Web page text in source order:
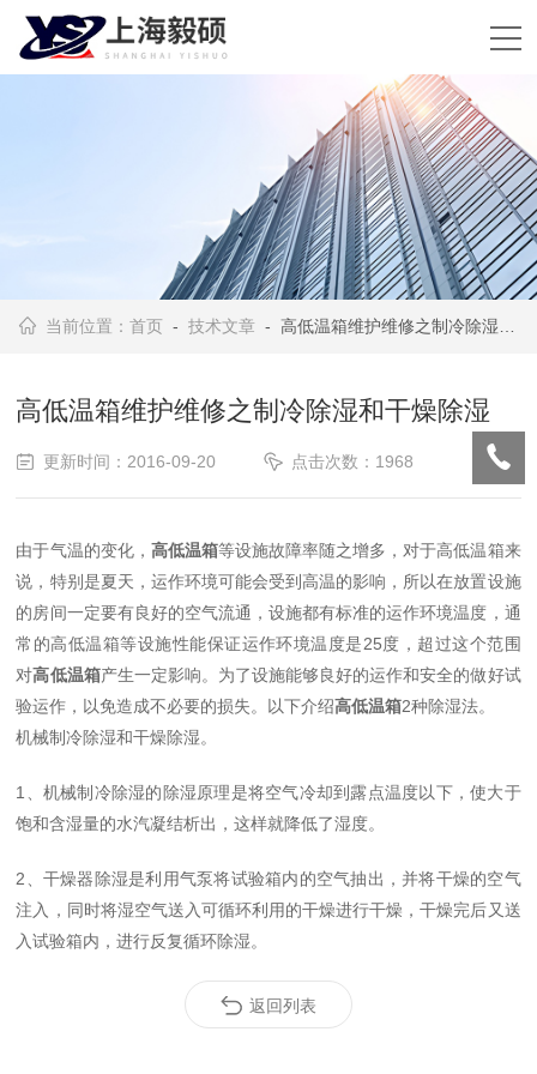
当前位置：首页 -技术文章 - 高低温箱维护维修之制冷除湿和干燥除湿
高低温箱维护维修之制冷除湿和干燥除湿
更新时间：2016-09-20 点击次数：1968
由于气温的变化， 高低温箱等设施故障率随之增多，对于高低温箱来
说，特别是夏天，运作环境可能会受到高温的影响，所以在放置设施
的房间一定要有良好的空气流通，设施都有标准的运作环境温度，通
常的高低温箱等设施性能保证运作环境温度是25度，超过这个范围
对高低温箱产生一定影响。为了设施能够良好的运作和安全的做好试
验运作，以免造成不必要的损失。以下介绍高低温箱2种除湿法。
机械制冷除湿和干燥除湿。
1、机械制冷除湿的除湿原理是将空气冷却到露点温度以下，使大于
饱和含湿量的水汽凝结析出，这样就降低了湿度。
2、干燥器除湿是利用气泵将试验箱内的空气抽出，并将干燥的空气
注入，同时将湿空气送入可循环利用的干燥进行干燥，干燥完后又送
入试验箱内，进行反复循环除湿。
返回列表